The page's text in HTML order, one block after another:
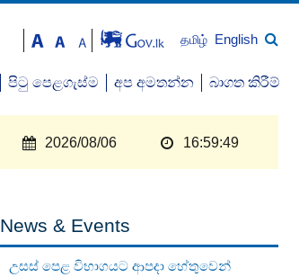
தமிழ் English
පිටු පෙළගැස්ම අප අමතන්න බාගත කිරීම්
2026/08/06 16:59:50
News & Events
උසස් පෙළ විභාගයට ආපදා හේතුවෙන්